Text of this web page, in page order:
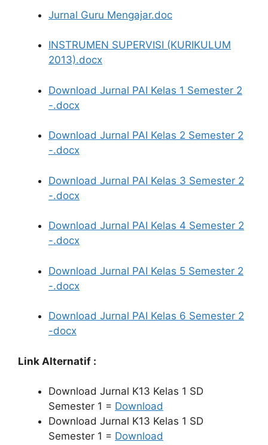
Jurnal Guru Mengajar.doc
INSTRUMEN SUPERVISI (KURIKULUM
2013).docx
Download Jurnal PAI Kelas 1 Semester 2
-.docx
Download Jurnal PAI Kelas 2 Semester 2
-.docx
Download Jurnal PAI Kelas 3 Semester 2
-.docx
Download Jurnal PAI Kelas 4 Semester 2
-.docx
Download Jurnal PAI Kelas 5 Semester 2
-.docx
Download Jurnal PAI Kelas 6 Semester 2
-docx
Link Alternatif :
Download Jurnal K13 Kelas 1 SD
Semester 1 = Download
Download Jurnal K13 Kelas 1 SD
Semester 1 = Download